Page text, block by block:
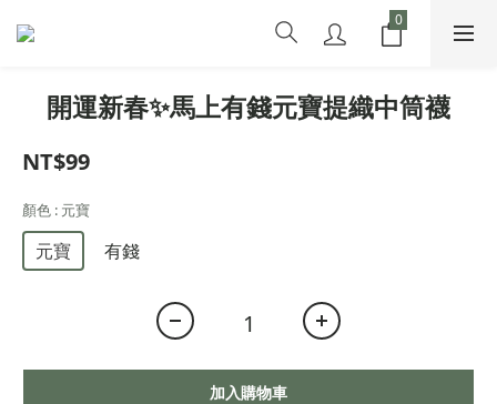
開運新春✨馬上有錢元寶提織中筒襪
NT$99
顏色 : 元寶
元寶 有錢
加入購物車